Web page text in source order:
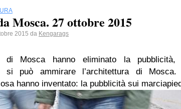
Mosca. 27 ottobre 2015
2015 da Kengarags
di Mosca hanno eliminato la pubblicità,
si può ammirare l’architettura di Mosca.
hanno inventato: la pubblicità sui